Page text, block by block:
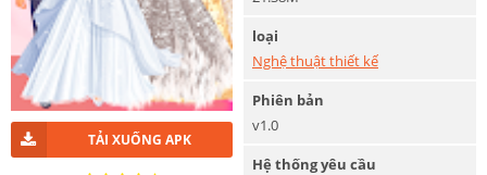
TẢI XUỐNG APK
loại
Nghệ thuật thiết kế
Phiên bản
v1.0
Hệ thống yêu cầu